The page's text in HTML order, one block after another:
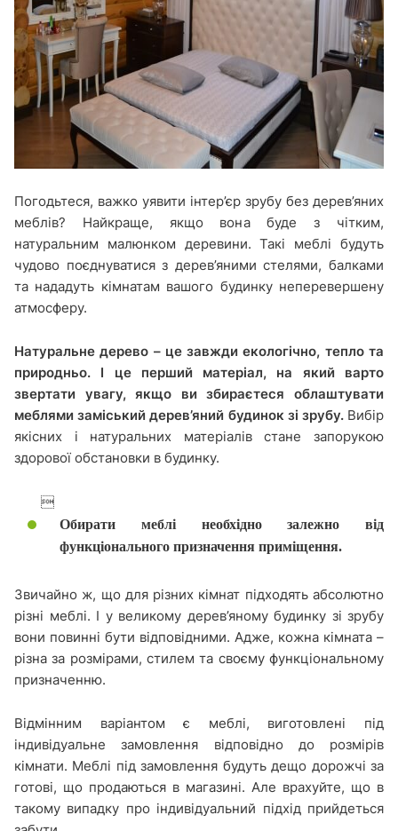
Погодьтеся, важко уявити інтер’єр зрубу без дерев’яних
меблів? Найкраще, якщо вона буде з чітким,
натуральним малюнком деревини. Такі меблі будуть
чудово поєднуватися з дерев’яними стелями, балками
та нададуть кімнатам вашого будинку неперевершену
атмосферу.
Натуральне дерево – це завжди екологічно, тепло та
природньо. І це перший матеріал, на який варто
звертати увагу, якщо ви збираєтеся облаштувати
меблями заміський дерев’яний будинок зі зрубу.Вибір
якісних і натуральних матеріалів стане запорукою
здорової обстановки в будинку.

Обирати меблі необхідно залежно від
функціонального призначення приміщення.
Звичайно ж, що для різних кімнат підходять абсолютно
різні меблі. І у великому дерев’яному будинку зі зрубу
вони повинні бути відповідними. Адже, кожна кімната –
різна за розмірами, стилем та своєму функціональному
призначенню.
Відмінним варіантом є меблі, виготовлені під
індивідуальне замовлення відповідно до розмірів
кімнати. Меблі під замовлення будуть дещо дорожчі за
готові, що продаються в магазині. Але врахуйте, що в
такому випадку про індивідуальний підхід прийдеться